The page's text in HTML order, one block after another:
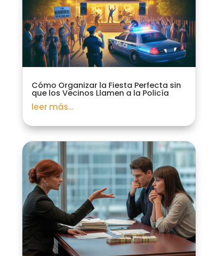
Cómo Organizar la Fiesta Perfecta sin
que los Vecinos Llamen a la Policía
leer más...